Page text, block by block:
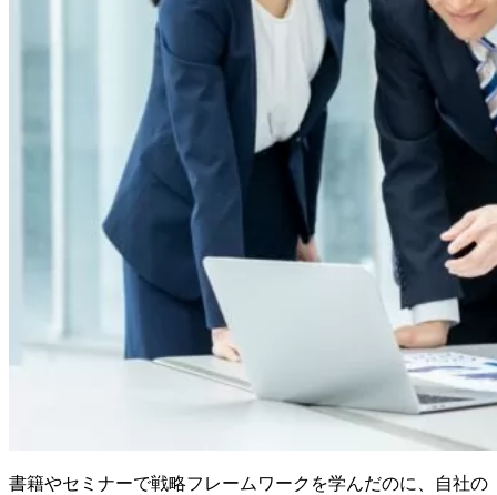
書籍やセミナーで戦略フレームワークを学んだのに、自社の